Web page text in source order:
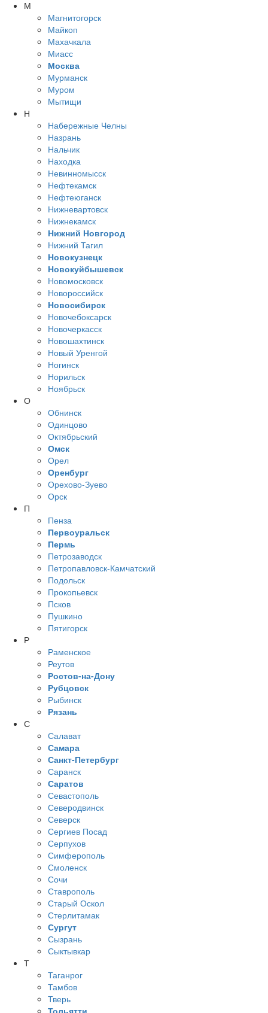
М
Магнитогорск
Майкоп
Махачкала
Миасс
Москва
Мурманск
Муром
Мытищи
Н
Набережные Челны
Назрань
Нальчик
Находка
Невинномысск
Нефтекамск
Нефтеюганск
Нижневартовск
Нижнекамск
Нижний Новгород
Нижний Тагил
Новокузнецк
Новокуйбышевск
Новомосковск
Новороссийск
Новосибирск
Новочебоксарск
Новочеркасск
Новошахтинск
Новый Уренгой
Ногинск
Норильск
Ноябрьск
О
Обнинск
Одинцово
Октябрьский
Омск
Орел
Оренбург
Орехово-Зуево
Орск
П
Пенза
Первоуральск
Пермь
Петрозаводск
Петропавловск-Камчатский
Подольск
Прокопьевск
Псков
Пушкино
Пятигорск
Р
Раменское
Реутов
Ростов-на-Дону
Рубцовск
Рыбинск
Рязань
С
Салават
Самара
Санкт-Петербург
Саранск
Саратов
Севастополь
Северодвинск
Северск
Сергиев Посад
Серпухов
Симферополь
Смоленск
Сочи
Ставрополь
Старый Оскол
Стерлитамак
Сургут
Сызрань
Сыктывкар
Т
Таганрог
Тамбов
Тверь